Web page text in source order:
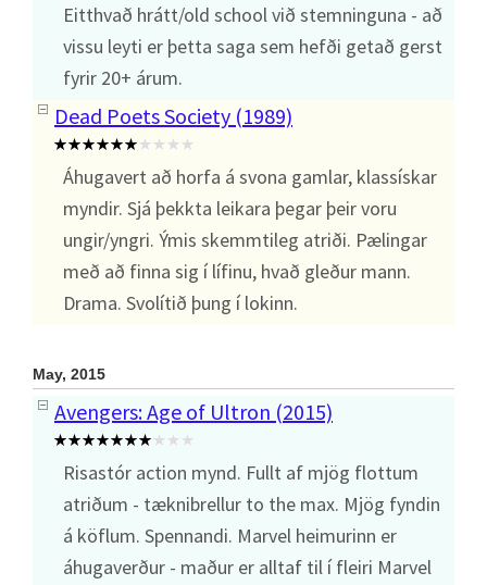
Eitthvað hrátt/old school við stemninguna - að
vissu leyti er þetta saga sem hefði getað gerst
fyrir 20+ árum.
Dead Poets Society (1989)
Áhugavert að horfa á svona gamlar, klassískar
myndir. Sjá þekkta leikara þegar þeir voru
ungir/yngri. Ýmis skemmtileg atriði. Pælingar
með að finna sig í lífinu, hvað gleður mann.
Drama. Svolítið þung í lokinn.
May, 2015
Avengers: Age of Ultron (2015)
Risastór action mynd. Fullt af mjög flottum
atriðum - tæknibrellur to the max. Mjög fyndin
á köflum. Spennandi. Marvel heimurinn er
áhugaverður - maður er alltaf til í fleiri Marvel